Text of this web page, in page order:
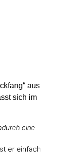
aus
sich im
eine
er einfach